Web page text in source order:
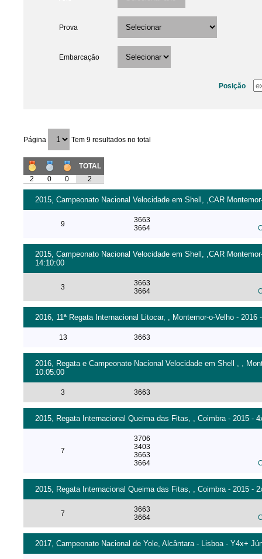
Prova
Embarcação
Posição
Página Tem 9 resultados no total
TOTAL
2
0 0 2
2015, Campeonato Nacional Velocidade em Shell, ,CAR
9
3663
3664
2015, Campeonato Nacional Velocidade em Shell, ,CAR
14:10:00
3
3663
3664
2016, 11ª Regata Internacional Litocar, , Montemor-o-Velho -
13 3663
2016, Regata e Campeonato Nacional Velocidade em Shell , ,
10:05:00
3 3663
2015, Regata Internacional Queima das Fitas, , Coimbra - 2015 -
7
3706
3403
3663
3664
2015, Regata Internacional Queima das Fitas, , Coimbra - 2015 -
7
3663
3664
2017, Campeonato Nacional de Yole, Alcântara - Lisboa - Y4x+